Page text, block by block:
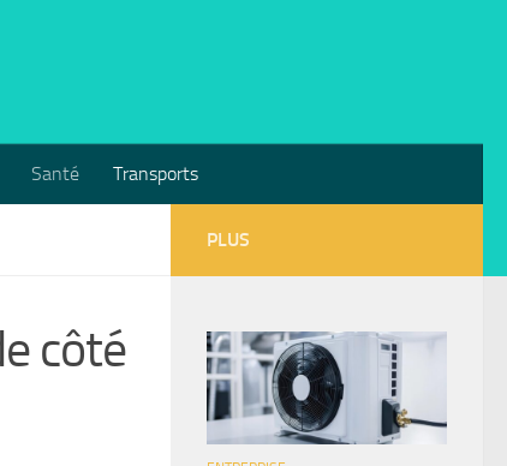
Santé Transports
côté
PLUS